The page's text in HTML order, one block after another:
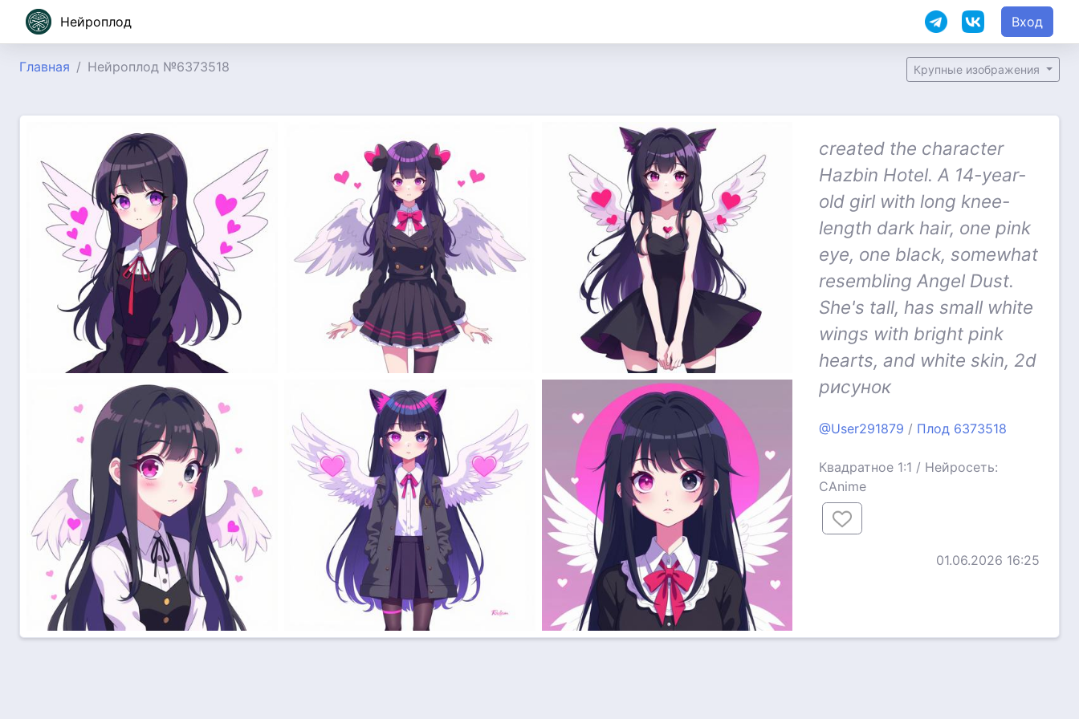
Нейроплод Вход
Главная Нейроплод №6373518 Крупные изображения
created the character
Hazbin Hotel. A 14-year-
old girl with long knee-
length dark hair, one pink
eye, one black, somewhat
resembling Angel Dust.
She's tall, has small white
wings with bright pink
hearts, and white skin, 2d
рисунок
@User291879 / Плод 6373518
Квадратное 1:1 / Нейросеть:
CAnime
01.06.2026 16:25